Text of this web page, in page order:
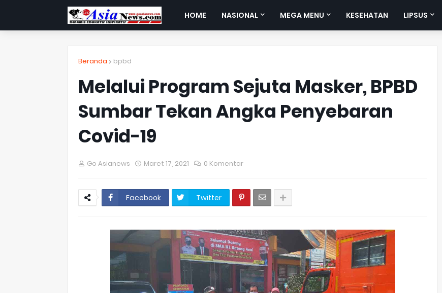
HOME NASIONAL MEGA MENU KESEHATAN LIPSUS
Beranda bpbd
Melalui Program Sejuta Masker, BPBD
Sumbar Tekan Angka Penyebaran
Covid-19
Go Asianews Maret 17, 2021 0 Komentar
Facebook Twitter